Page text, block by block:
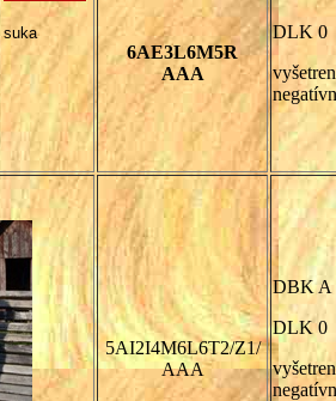
suka
6AE3L6M5R
AAA
DLK 0
5AI2I4M6L6T2/Z1/
AAA
DBK A
DLK 0